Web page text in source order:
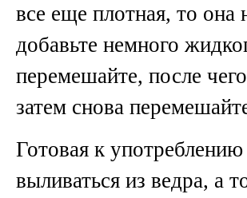
все еще плотная, то она
добавьте немного
перемешайте, после
затем снова
Готовая к
выливаться из ведра, а